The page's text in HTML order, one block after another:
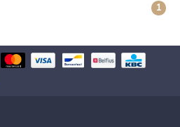
1